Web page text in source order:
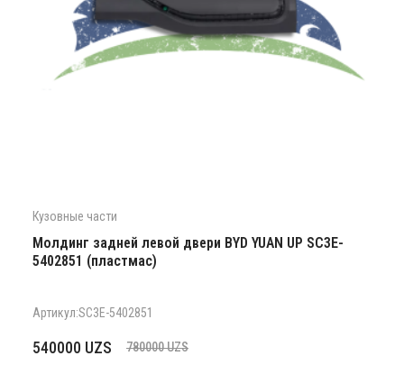
Кузовные части
Молдинг задней левой двери BYD YUAN UP SC3E-
5402851 (пластмас)
Артикул:SC3E-5402851
780000UZS
Первоначальная
540000 UZS
Текущая